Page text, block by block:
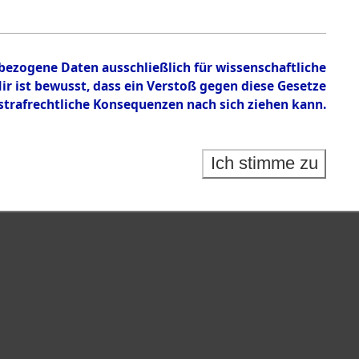
Daten ausschließlich für wissenschaftliche
bewusst, dass ein Verstoß gegen diese Gesetze
Konsequenzen nach sich ziehen kann.
Ich stimme zu